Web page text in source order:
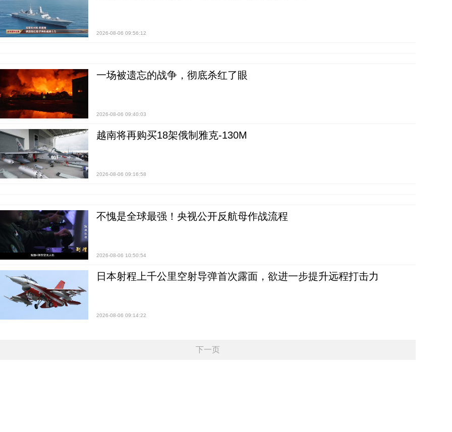
2026-08-06 09:56:12
一场被遗忘的战争，彻底杀红了眼
2026-08-06 09:40:03
越南将再购买18架俄制雅克-130M
2026-08-06 09:16:58
不愧是全球最强！央视公开反航母作战流程
2026-08-06 10:50:54
日本射程上千公里空射导弹首次露面，欲进一步提升远程打击力
2026-08-06 09:14:22
下一页